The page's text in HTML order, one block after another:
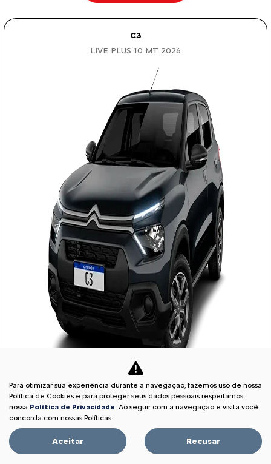
C3
LIVE PLUS 1.0 MT 2026
COM SEU USADO NA TROCA
Para otimizar sua experiência durante a navegação, fazemos uso de nossa
Política de Cookies e para proteger seus dados pessoais respeitamos
nossa Política de Privacidade. Ao seguir com a navegação e visita você
concorda com nossas Políticas.
Aceitar Recusar